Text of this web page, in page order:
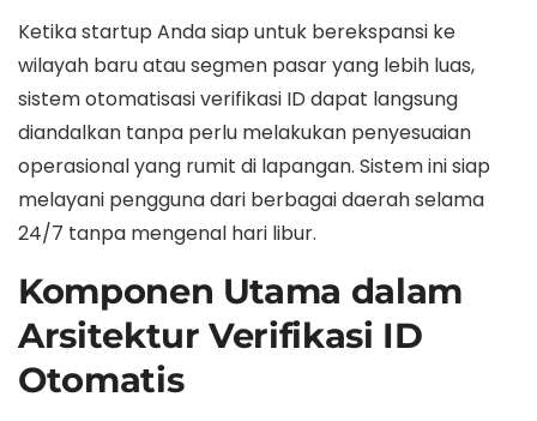
Ketika startup Anda siap untuk berekspansi ke
wilayah baru atau segmen pasar yang lebih luas,
sistem otomatisasi verifikasi ID dapat langsung
diandalkan tanpa perlu melakukan penyesuaian
operasional yang rumit di lapangan. Sistem ini siap
melayani pengguna dari berbagai daerah selama
24/7 tanpa mengenal hari libur.
Komponen Utama dalam
Arsitektur Verifikasi ID
Otomatis